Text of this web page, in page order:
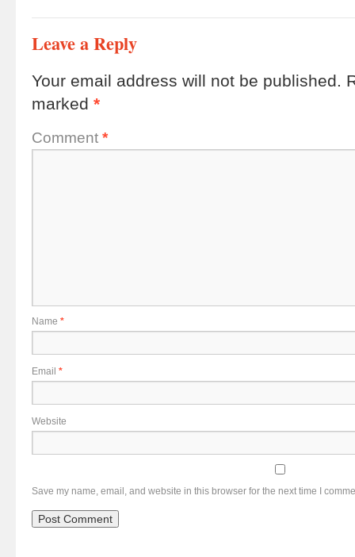
Leave a Reply
Your email address will not be published.
marked *
Comment *
Name *
Email *
Website
Save my name, email, and website in this browser for the next time I